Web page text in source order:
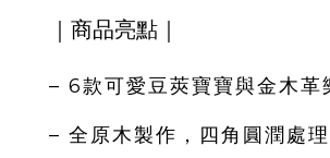
｜商品亮點｜
– 6款可愛豆莢寶寶與金木革
– 全原木製作，四角圓潤處理